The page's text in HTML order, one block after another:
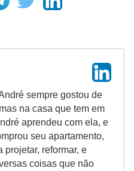
sempre gostou de
na casa que tem em
aprendeu com ela, e
seu apartamento,
projetar, reformar, e
coisas que não